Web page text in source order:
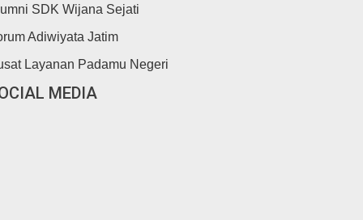
SDK Wijana Sejati
Adiwiyata Jatim
Layanan Padamu Negeri
MEDIA